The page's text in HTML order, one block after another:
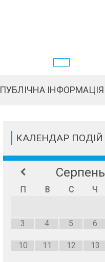
ПУБЛІЧНА ІНФОРМАЦІЯ
КАЛЕНДАР ПОДІЙ
Серпень
П В С Ч
3 4 5 6
10 11 12 13